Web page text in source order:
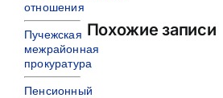
Похожие записи
отношения
Пучежская
межрайонная
прокуратура
Пенсионный